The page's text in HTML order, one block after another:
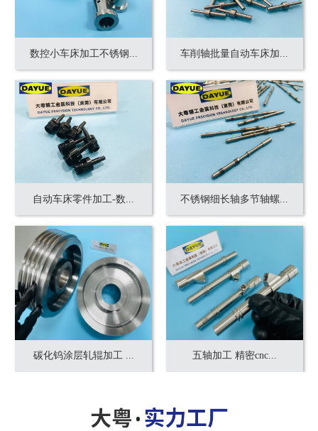
数控小车床加工不锈钢... 车削轴批量自动车床加...
自动车床零件加工-数... 不锈钢细长轴多节轴螺...
碳化钨涂层轧辊加工 ... 五轴加工 精密cnc...